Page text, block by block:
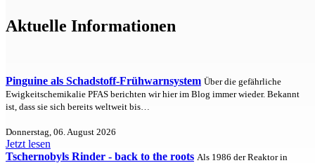
Aktuelle Informationen
Pinguine als Schadstoff-Frühwarnsystem Über die gefährliche
Ewigkeitschemikalie PFAS berichten wir hier im Blog immer wieder. Bekannt
ist, dass sie sich bereits weltweit bis…
Donnerstag, 06. August 2026
Jetzt lesen
Tschernobyls Rinder - back to the roots Als 1986 der Reaktor in